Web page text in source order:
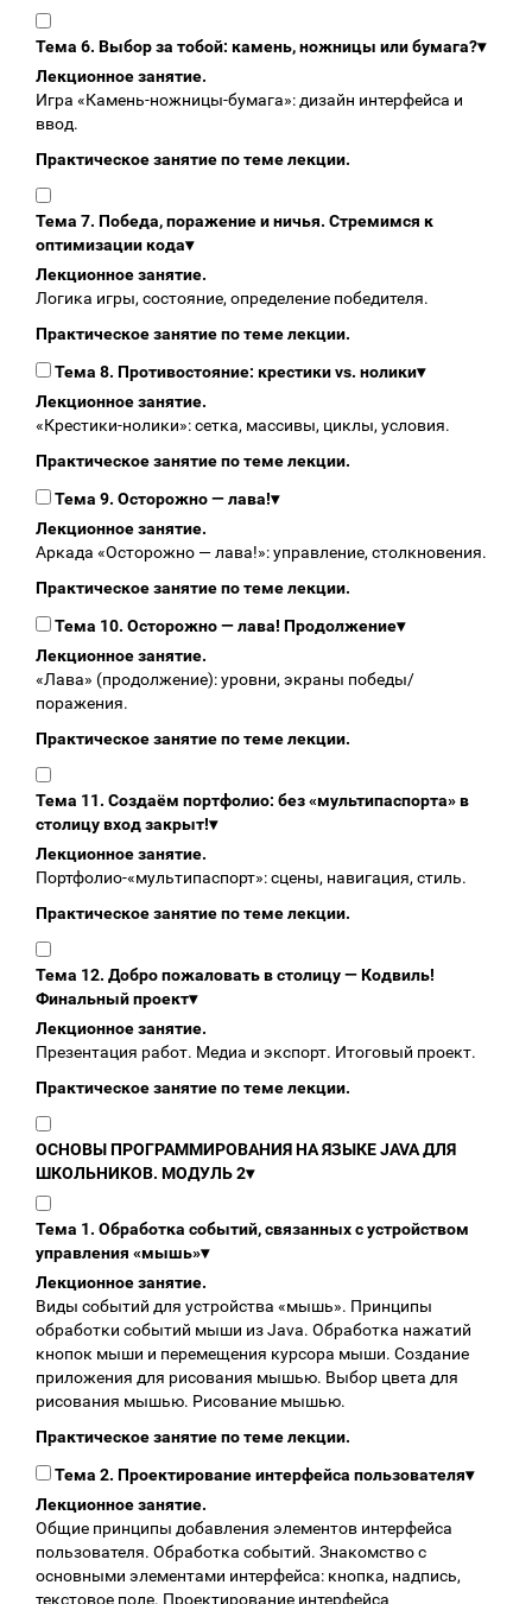
Тема 6. Выбор за тобой: камень, ножницы или бумага?▾
Лекционное занятие.
Игра «Камень‑ножницы‑бумага»: дизайн интерфейса и
ввод.
Практическое занятие по теме лекции.
Тема 7. Победа, поражение и ничья. Стремимся к
оптимизации кода▾
Лекционное занятие.
Логика игры, состояние, определение победителя.
Практическое занятие по теме лекции.
Тема 8. Противостояние: крестики vs. нолики▾
Лекционное занятие.
«Крестики‑нолики»: сетка, массивы, циклы, условия.
Практическое занятие по теме лекции.
Тема 9. Осторожно — лава!▾
Лекционное занятие.
Аркада «Осторожно — лава!»: управление, столкновения.
Практическое занятие по теме лекции.
Тема 10. Осторожно — лава! Продолжение▾
Лекционное занятие.
«Лава» (продолжение): уровни, экраны победы/
поражения.
Практическое занятие по теме лекции.
Тема 11. Создаём портфолио: без «мультипаспорта» в
столицу вход закрыт!▾
Лекционное занятие.
Портфолио‑«мультипаспорт»: сцены, навигация, стиль.
Практическое занятие по теме лекции.
Тема 12. Добро пожаловать в столицу — Кодвиль!
Финальный проект▾
Лекционное занятие.
Презентация работ. Медиа и экспорт. Итоговый проект.
Практическое занятие по теме лекции.
ОСНОВЫ ПРОГРАММИРОВАНИЯ НА ЯЗЫКЕ JAVA ДЛЯ
ШКОЛЬНИКОВ. МОДУЛЬ 2▾
Тема 1. Обработка событий, связанных с устройством
управления «мышь»▾
Лекционное занятие.
Виды событий для устройства «мышь». Принципы
обработки событий мыши из Java. Обработка нажатий
кнопок мыши и перемещения курсора мыши. Создание
приложения для рисования мышью. Выбор цвета для
рисования мышью. Рисование мышью.
Практическое занятие по теме лекции.
Тема 2. Проектирование интерфейса пользователя▾
Лекционное занятие.
Общие принципы добавления элементов интерфейса
пользователя. Обработка событий. Знакомство с
основными элементами интерфейса: кнопка, надпись,
текстовое поле. Проектирование интерфейса